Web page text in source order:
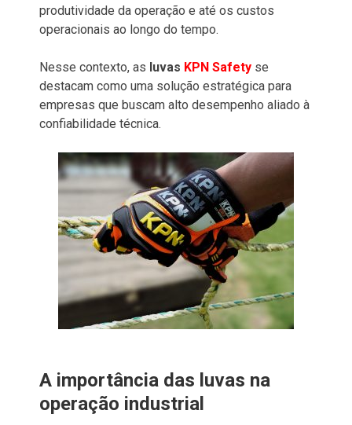
produtividade da operação e até os custos
operacionais ao longo do tempo.
Nesse contexto, as luvas KPN Safety se
destacam como uma solução estratégica para
empresas que buscam alto desempenho aliado à
confiabilidade técnica.
A importância das luvas na
operação industrial